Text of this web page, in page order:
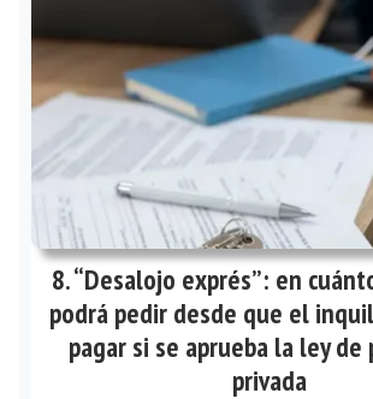
“Desalojo exprés”: en
podrá pedir desde que el
pagar si se aprueba la ley de
privada